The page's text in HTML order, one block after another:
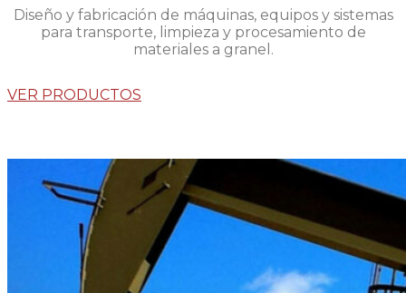
Diseño y fabricación de máquinas, equipos y sistemas
para transporte, limpieza y procesamiento de
materiales a granel.
VER PRODUCTOS